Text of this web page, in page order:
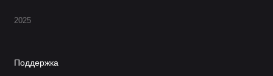
2025
Поддержка